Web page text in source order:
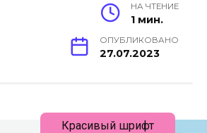
НА ЧТЕНИЕ
1 мин.
ОПУБЛИКОВАНО
27.07.2023
Красивый шрифт